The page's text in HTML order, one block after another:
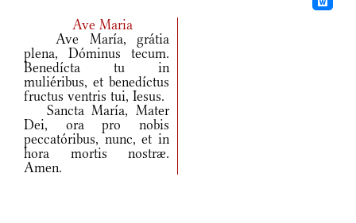
Ave Maria
Ave María, grátia
plena, Dóminus tecum.
Benedícta tu in
muliéribus, et benedíctus
fructus ventris tui, Iesus.
Sancta María, Mater
Dei, ora pro nobis
peccatóribus, nunc, et in
hora mortis nostræ.
Amen.